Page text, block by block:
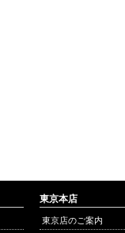
東京本店
東京店のご案内